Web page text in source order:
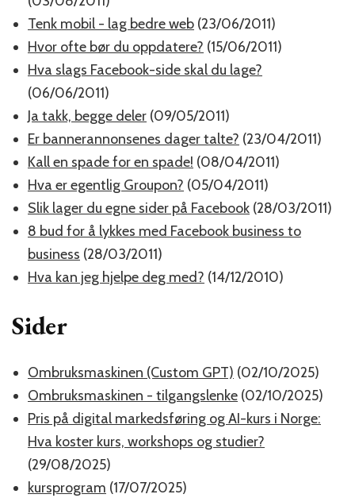
Tenk mobil - lag bedre web (23/06/2011)
Hvor ofte bør du oppdatere? (15/06/2011)
Hva slags Facebook-side skal du lage?
(06/06/2011)
Ja takk, begge deler (09/05/2011)
Er bannerannonsenes dager talte? (23/04/2011)
Kall en spade for en spade! (08/04/2011)
Hva er egentlig Groupon? (05/04/2011)
Slik lager du egne sider på Facebook (28/03/2011)
8 bud for å lykkes med Facebook business to
business (28/03/2011)
Hva kan jeg hjelpe deg med? (14/12/2010)
Sider
Ombruksmaskinen (Custom GPT) (02/10/2025)
Ombruksmaskinen - tilgangslenke (02/10/2025)
Pris på digital markedsføring og AI-kurs i Norge:
Hva koster kurs, workshops og studier?
(29/08/2025)
kursprogram (17/07/2025)